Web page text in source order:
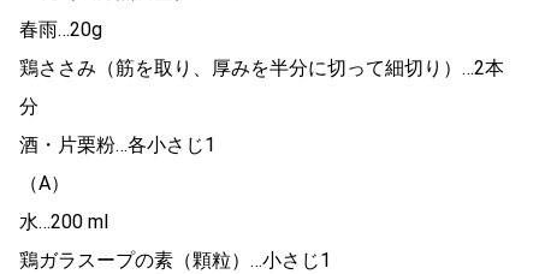
春雨…20g
鶏ささみ（筋を取り、厚みを半分に切って細切り）…2本
分
酒・片栗粉…各小さじ1
（A）
水…200 ml
鶏ガラスープの素（顆粒）…小さじ1